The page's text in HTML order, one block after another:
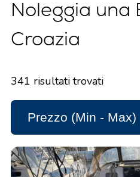
Noleggia una
Croazia
341 risultati trovati